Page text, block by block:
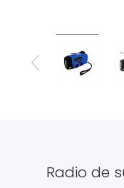
Radio de